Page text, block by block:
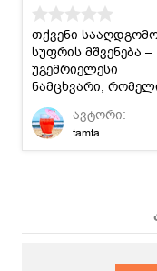
თქვენი
სუფრის მშვენება –
უგემრიელესი
ნამცხვარი,
პირველივე
დანახვისთანავე
მოგხიბლავთ.
ავტორი:
tamta